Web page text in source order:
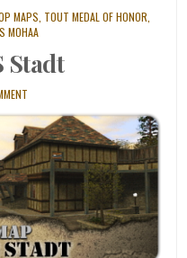
MAPS TOUT MEDAL OF HONOR
MOHAA
Stadt